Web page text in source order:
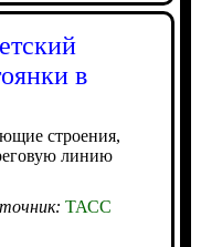
в
строения,
линию
ТАСС